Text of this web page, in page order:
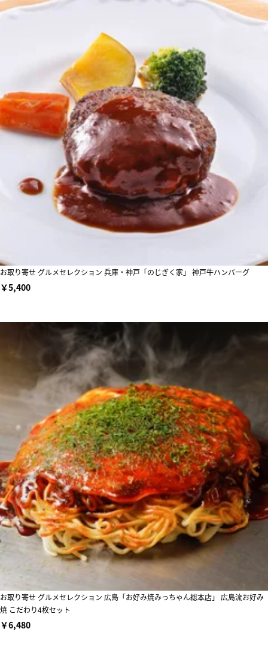
お取り寄せ グルメセレクション 兵庫・神戸「のじぎく家」 神戸牛ハンバーグ
￥5,400
お取り寄せ グルメセレクション 広島「お好み焼みっちゃん総本店」 広島流お好み
焼 こだわり4枚セット
￥6,480